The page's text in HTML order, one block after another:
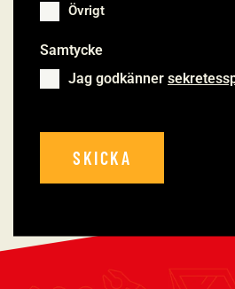
Övrigt
Samtycke
Jag godkänner